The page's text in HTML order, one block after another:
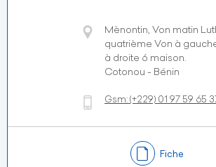
Mènontin, Von matin
quatrième Von à
à droite 6 maison.
Cotonou - Bénin
Gsm:(+229) 01 97 59 65
Fiche